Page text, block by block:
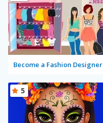
Become a Fashion Designer
5